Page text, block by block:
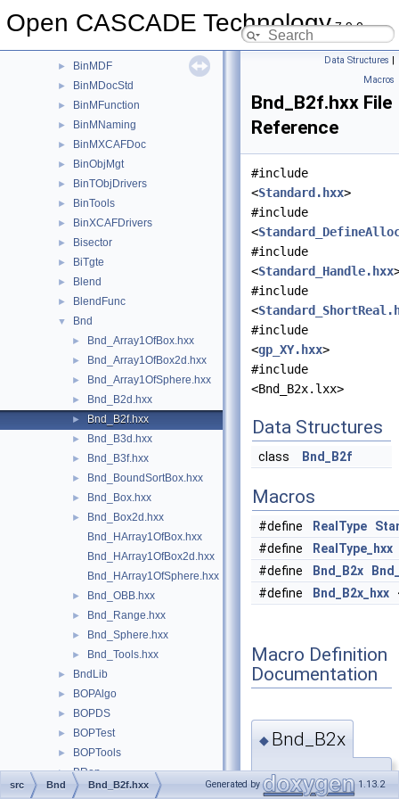
Open CASCADE Technology7.9.0
BinMDataStd
► BinMDF
► BinMDocStd
► BinMFunction
► BinMNaming
► BinMXCAFDoc
► BinObjMgt
► BinTObjDrivers
► BinTools
► BinXCAFDrivers
► Bisector
► BiTgte
► Blend
► BlendFunc
▼ Bnd
► Bnd_Array1OfBox.hxx
► Bnd_Array1OfBox2d.hxx
► Bnd_Array1OfSphere.hxx
► Bnd_B2d.hxx
► Bnd_B2f.hxx
► Bnd_B3d.hxx
► Bnd_B3f.hxx
► Bnd_BoundSortBox.hxx
► Bnd_Box.hxx
►
Bnd_Box2d.hxx
Bnd_HArray1OfBox.hxx
Bnd_HArray1OfBox2d.hxx
Bnd_HArray1OfSphere.hxx
► Bnd_OBB.hxx
► Bnd_Range.hxx
► Bnd_Sphere.hxx
► Bnd_Tools.hxx
► BndLib
► BOPAlgo
► BOPDS
► BOPTest
► BOPTools
► BRep
► BRepAdaptor
Data Structures |
Macros
Bnd_B2f.hxx File
Reference
#include
<Standard.hxx>
#include
<
#include
<Standard_Handle.hxx
#include
<
#include
<gp_XY.hxx>
#include
<Bnd_B2x.lxx>
Data Structures
class Bnd_B2f
Macros
#define RealType
#define
RealType_hxx
#define
Bnd_B2x
#define
Bnd_B2x_hxx
Macro Definition
Documentation
◆ Bnd_B2x
#define
Bnd_B2xBnd_B2f
src Bnd Bnd_B2f.hxx Generated by 1.13.2